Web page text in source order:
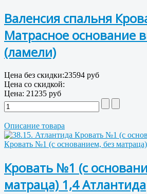
Валенсия спальня
Матрасное основание
(ламели)
Цена без скидки:23594 руб
Цена со скидкой:
Цена: 21235 руб
Описание товара
Кровать №1 (с основанием, без
Кровать №1 (с
матраца) 1,4 Атлантида